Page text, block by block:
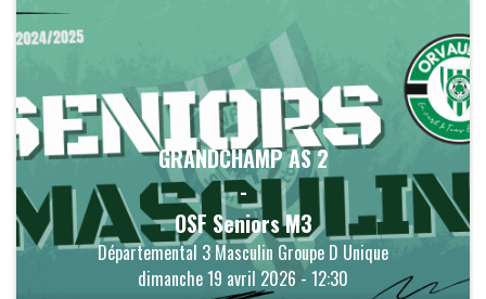
GRANDCHAMP AS 2
-
OSF Seniors M3
Départemental 3 Masculin Groupe D Unique
dimanche 19 avril 2026 - 12:30